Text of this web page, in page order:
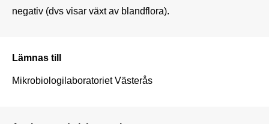
negativ (dvs visar växt av blandflora).
Lämnas till
Mikrobiologilaboratoriet Västerås